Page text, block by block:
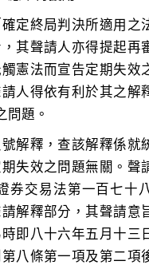
終局判決所適用之
其聲請人亦得提起再
憲法而宣告定期失效
人得依有利於其之解
釋，查該解釋係就
失效之問題無關。聲
券交易法第一百七十
解釋部分，其聲請意
即八十六年五月十三
八條第一項及第二項